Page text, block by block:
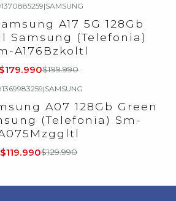
|SAMSUNG
A17 5G 128Gb
Samsung (Telefonia)
A176Bzkoltl
$179.990$199.990
|SAMSUNG
A07 128Gb Green
(Telefonia) Sm-
$119.990$129.990